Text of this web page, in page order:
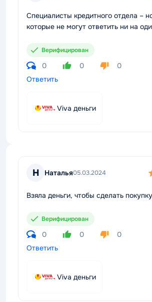
Специалисты кредитного отдела –
которые не могут ответить ни на
Верифицирован
0 0
0
Ответить
Viva деньги
Н Наталья05.03.2024
Взяла деньги, чтобы сделать
Верифицирован
0 0
0
Ответить
Viva деньги